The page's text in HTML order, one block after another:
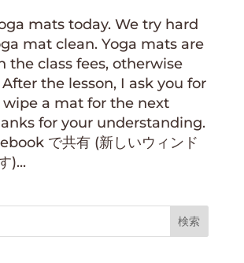
mats today. We try hard
mat clean. Yoga mats are
the class fees, otherwise
After the lesson, I ask you for
a mat for the next
for your understanding.
で共有 (新しいウィンド
)...